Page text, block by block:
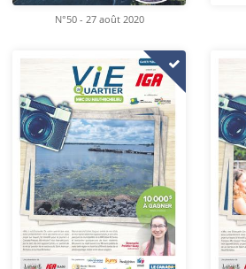
N°50 - 27 août 2020